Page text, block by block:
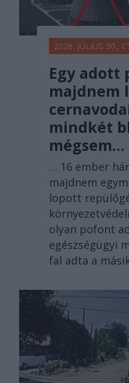
2026. JÚLIUS 30.,
Egy adott
majdnem
mindkét
mégsem…
… 16 ember
majdnem
lopott
olyan pofont
egészségügyi
fal adta a